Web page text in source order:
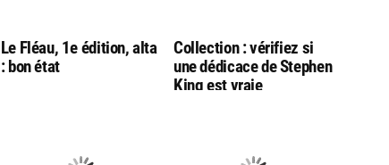
Le Fléau, 1e édition, alta
: bon état
Collection : vérifiez si
une dédicace de Stephen
King est vraie